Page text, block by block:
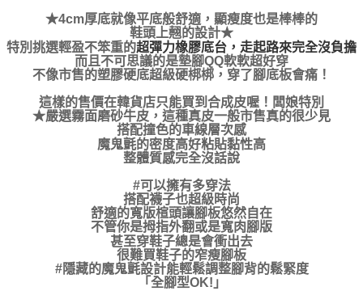
★4cm厚底就像平底般舒適，顯瘦度也是棒棒的
鞋頭上翹的設計★
特別挑選輕盈不笨重的超彈力橡膠底台，走起路來完全沒負擔
而且不可思議的是墊腳QQ軟軟超好穿
不像市售的塑膠硬底超級硬梆梆，穿了腳底板會痛！
這樣的售價在韓貨店只能買到合成皮喔！闆娘特別
★嚴選霧面磨砂牛皮，這種真皮一般市售真的很少見
搭配撞色的車線層次感
魔鬼氈的密度高好粘貼黏性高
整體質感完全沒話說
#可以擁有多穿法
搭配襪子也超級時尚
舒適的寬版楦頭讓腳板悠然自在
不管你是拇指外翻或是寬肉腳版
甚至穿鞋子總是會衝出去
很難買鞋子的窄瘦腳板
#隱藏的魔鬼氈設計能輕鬆調整腳背的鬆緊度
「全腳型OK!」